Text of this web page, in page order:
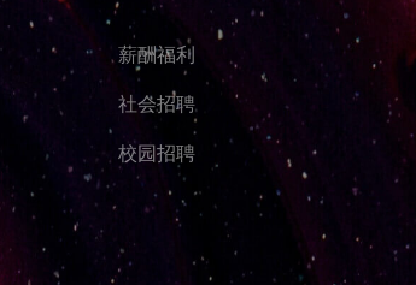
薪酬福利
社会招聘
校园招聘